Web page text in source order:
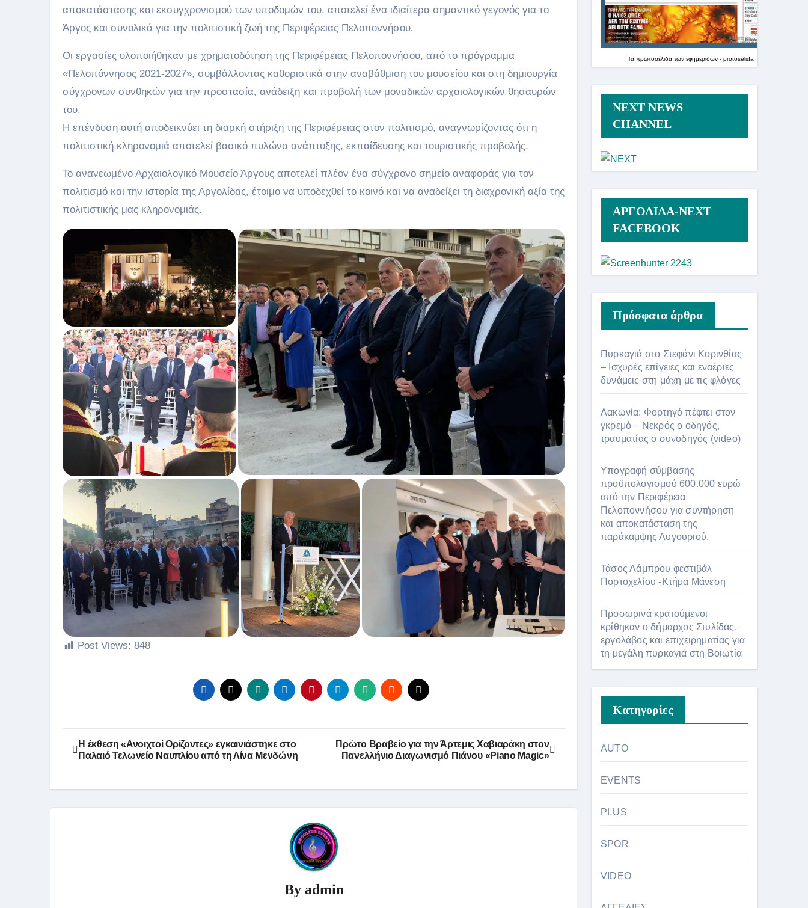
αποκατάστασης και εκσυγχρονισμού των υποδομών του, αποτελεί ένα ιδιαίτερα σημαντικό γεγονός για το
Άργος και συνολικά για την πολιτιστική ζωή της Περιφέρειας Πελοποννήσου.
Οι εργασίες υλοποιήθηκαν με χρηματοδότηση της Περιφέρειας Πελοποννήσου, από το πρόγραμμα
«Πελοπόννησος 2021-2027», συμβάλλοντας καθοριστικά στην αναβάθμιση του μουσείου και στη δημιουργία
σύγχρονων συνθηκών για την προστασία, ανάδειξη και προβολή των μοναδικών αρχαιολογικών θησαυρών
του.
Η επένδυση αυτή αποδεικνύει τη διαρκή στήριξη της Περιφέρειας στον πολιτισμό, αναγνωρίζοντας ότι η
πολιτιστική κληρονομιά αποτελεί βασικό πυλώνα ανάπτυξης, εκπαίδευσης και τουριστικής προβολής.
Το ανανεωμένο Αρχαιολογικό Μουσείο Άργους αποτελεί πλέον ένα σύγχρονο σημείο αναφοράς για τον
πολιτισμό και την ιστορία της Αργολίδας, έτοιμο να υποδεχθεί το κοινό και να αναδείξει τη διαχρονική αξία της
πολιτιστικής μας κληρονομιάς.
Post Views: 848
Πλοήγηση
άρθρων
Η έκθεση «Ανοιχτοί Ορίζοντες» εγκαινιάστηκε στο
Παλαιό Τελωνείο Ναυπλίου από τη Λίνα Μενδώνη
Πρώτο Βραβείο για την Άρτεμις Χαβιαράκη στον
Πανελλήνιο Διαγωνισμό Πιάνου «Piano Magic»
By admin
Τα πρωτοσέλιδα των εφημερίδων - protoselida
NEXT NEWS
CHANNEL
ΑΡΓΟΛΙΔΑ-ΝΕΧΤ
FACEBOOK
Πρόσφατα άρθρα
Πυρκαγιά στο Στεφάνι Κορινθίας
– Ισχυρές επίγειες και εναέριες
δυνάμεις στη μάχη με τις φλόγες
Λακωνία: Φορτηγό πέφτει στον
γκρεμό – Νεκρός ο οδηγός,
τραυματίας ο συνοδηγός (video)
Υπογραφή σύμβασης
προϋπολογισμού 600.000 ευρώ
από την Περιφέρεια
Πελοποννήσου για συντήρηση
και αποκατάσταση της
παράκαμψης Λυγουριού.
Τάσος Λάμπρου φεστιβάλ
Πορτοχελίου -Κτήμα Μάνεση
Προσωρινά κρατούμενοι
κρίθηκαν ο δήμαρχος Στυλίδας,
εργολάβος και επιχειρηματίας για
τη μεγάλη πυρκαγιά στη Βοιωτία
Kατηγορίες
AUTO
EVENTS
PLUS
SPOR
VIDEO